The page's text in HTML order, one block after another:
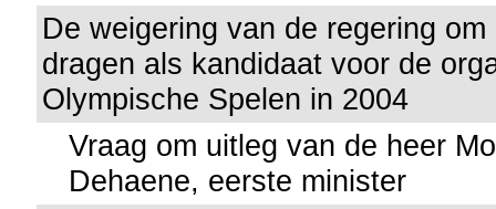
De weigering van de regering
dragen als kandidaat voor de
Olympische Spelen in 2004
Vraag om uitleg van de heer
Dehaene, eerste minister